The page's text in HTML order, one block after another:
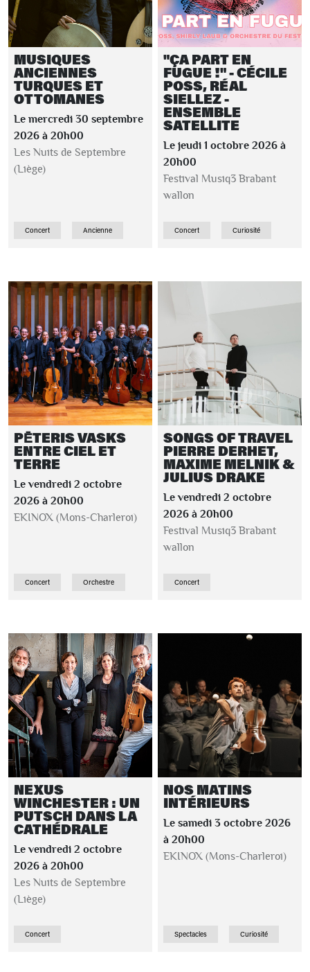
MUSIQUES
ANCIENNES
TURQUES ET
OTTOMANES
Le mercredi 30 septembre
2026 à 20h00
Les Nuits de Septembre
(Liège)
Concert Ancienne
"ÇA PART EN
FUGUE !" - CÉCILE
POSS, RÉAL
SIELLEZ -
ENSEMBLE
SATELLITE
Le jeudi 1 octobre 2026 à
20h00
Festival Musiq3 Brabant
wallon
Concert Curiosité
PĒTERIS VASKS
ENTRE CIEL ET
TERRE
Le vendredi 2 octobre
2026 à 20h00
EKINOX (Mons-Charleroi)
Concert Orchestre
SONGS OF TRAVEL
PIERRE DERHET,
MAXIME MELNIK &
JULIUS DRAKE
Le vendredi 2 octobre
2026 à 20h00
Festival Musiq3 Brabant
wallon
Concert
NEXUS
WINCHESTER : UN
PUTSCH DANS LA
CATHÉDRALE
Le vendredi 2 octobre
2026 à 20h00
Les Nuits de Septembre
(Liège)
Concert
NOS MATINS
INTÉRIEURS
Le samedi 3 octobre 2026
à 20h00
EKINOX (Mons-Charleroi)
Spectacles Curiosité